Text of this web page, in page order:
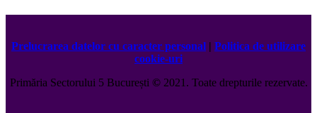
Prelucrarea datelor cu caracter personal | Politica de utilizare
cookie-uri
Primăria Sectorului 5 București ©️2021. Toate drepturile rezervate.